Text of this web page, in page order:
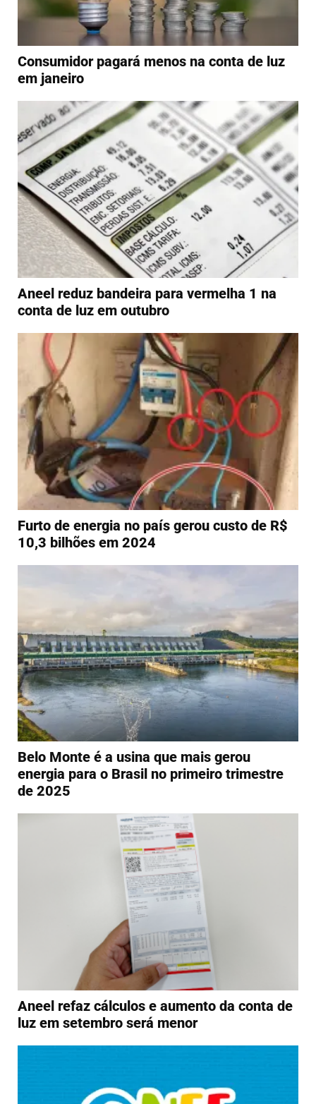
Consumidor pagará menos na conta de luz
em janeiro
Aneel reduz bandeira para vermelha 1 na
conta de luz em outubro
Furto de energia no país gerou custo de R$
10,3 bilhões em 2024
Belo Monte é a usina que mais gerou
energia para o Brasil no primeiro trimestre
de 2025
Aneel refaz cálculos e aumento da conta de
luz em setembro será menor